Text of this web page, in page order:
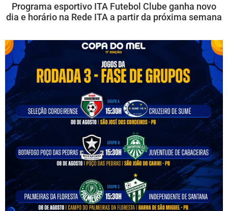
Programa esportivo ITA Futebol Clube ganha novo
dia e horário na Rede ITA a partir da próxima semana